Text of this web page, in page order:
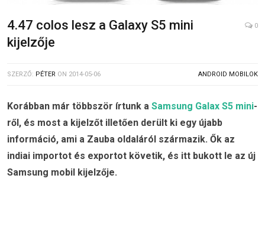
4.47 colos lesz a Galaxy S5 mini
kijelzője
0
SZERZŐ: PÉTER ON 2014-05-06 ANDROID MOBILOK
Korábban már többször írtunk a Samsung Galax S5 mini-
ről, és most a kijelzőt illetően derült ki egy újabb
információ, ami a Zauba oldaláról származik. Ők az
indiai importot és exportot követik, és itt bukott le az új
Samsung mobil kijelzője.